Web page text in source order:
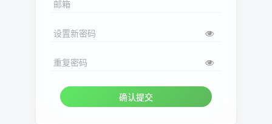
邮箱
设置新密码
重复密码
确认提交